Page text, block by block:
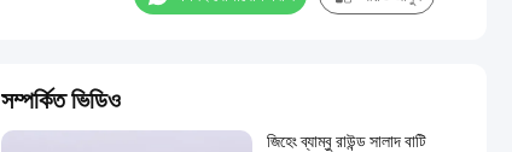
সম্পর্কিত ভিডিও
জিহেং ব্যাম্বু রাউন্ড সালাদ বাটি